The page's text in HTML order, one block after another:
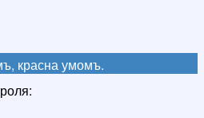
красна умомъ.